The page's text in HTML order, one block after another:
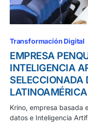
Transformación Digital
EMPRESA
INTELIGENCIA
SELECCIONADA
Krino, empresa basada
datos e Inteligencia